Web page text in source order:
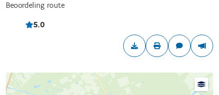
Beoordeling route
5.0